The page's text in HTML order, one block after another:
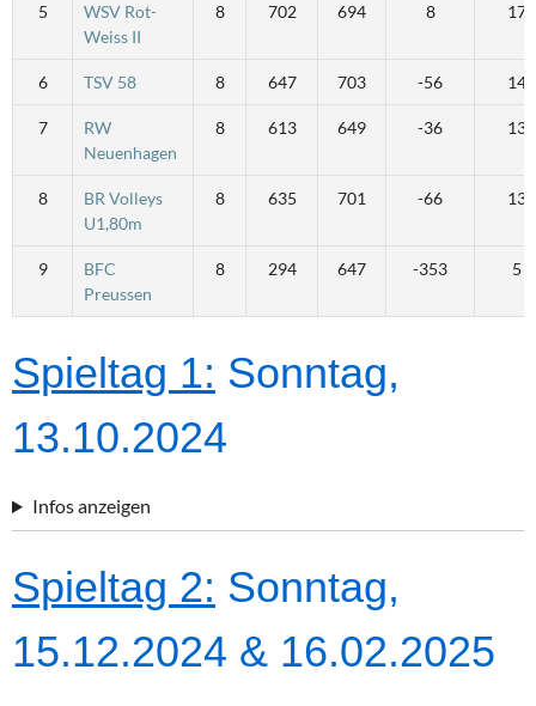
5
WSV Rot-
Weiss II
8 702 694 8 17
6 TSV 58 8 647 703 -56 14
7
RW
Neuenhagen
8 613 649 -36 13
8
BR Volleys
U1,80m
8 635 701 -66 13
9
BFC
Preussen
8 294 647 -353 5
Spieltag 1: Sonntag,
13.10.2024
Infos anzeigen
Spieltag 2: Sonntag,
15.12.2024 & 16.02.2025